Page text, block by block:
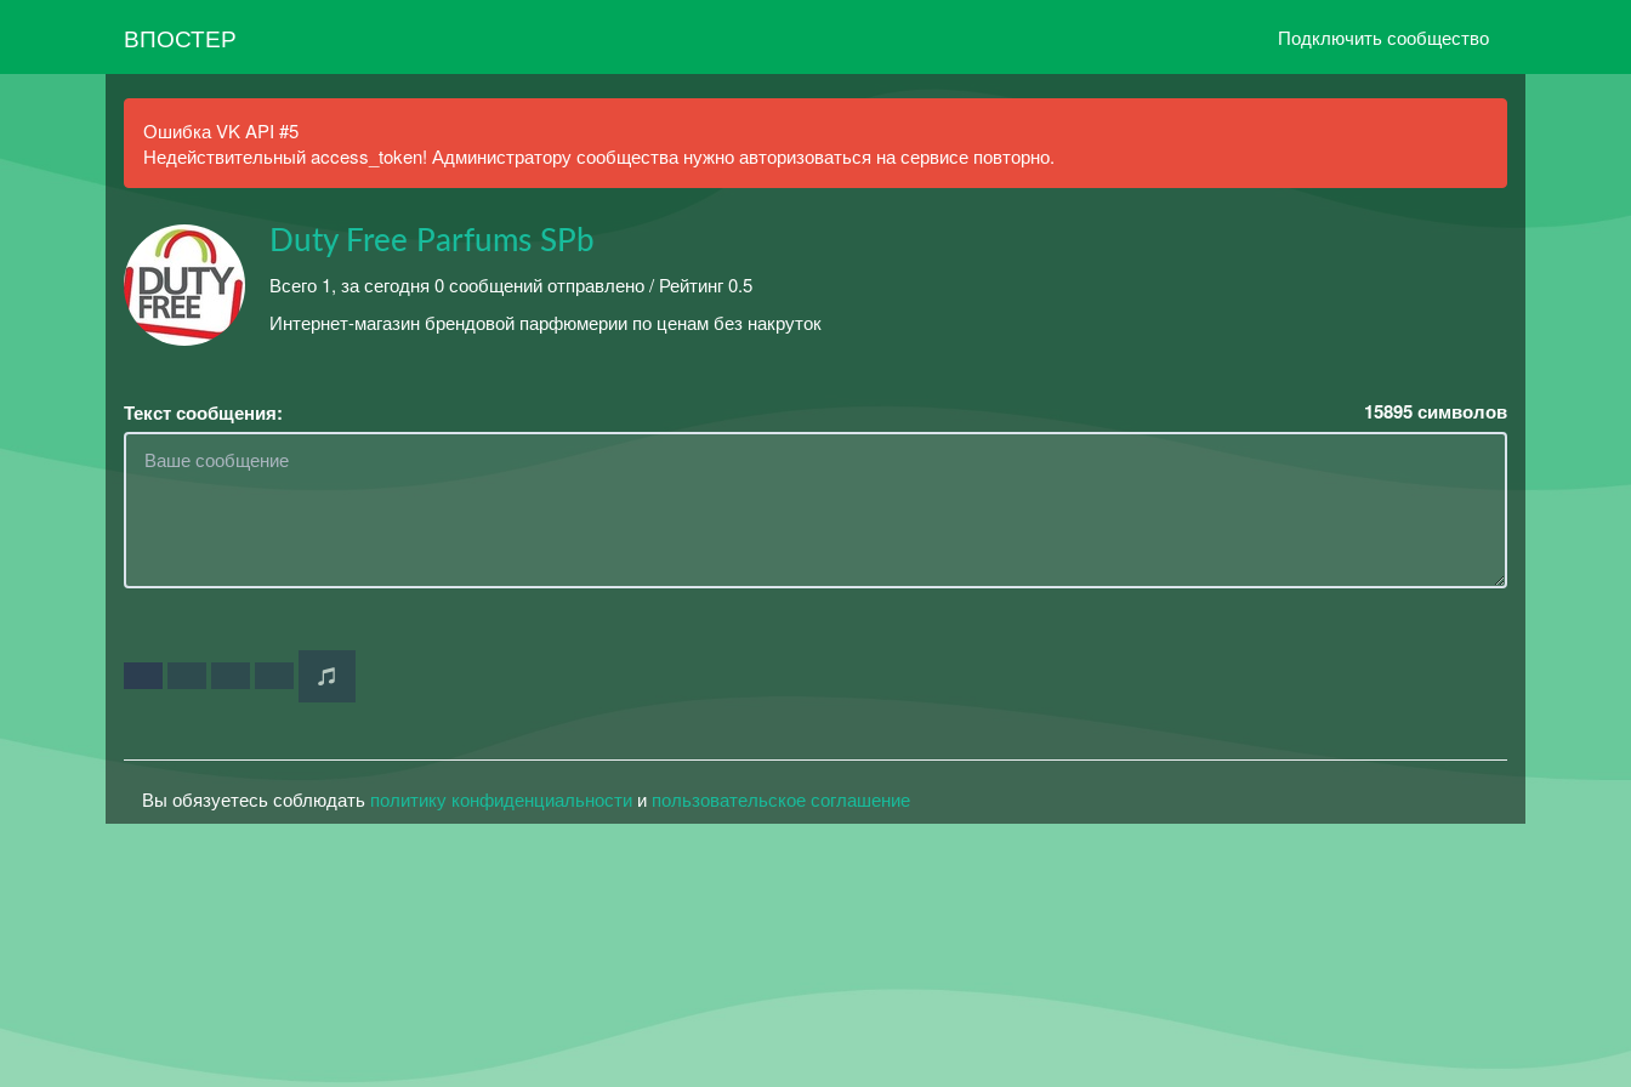
ВПОСТЕР Подключить сообщество
Ошибка VK API #5
Недействительный access_token! Администратору сообщества нужно авторизоваться на сервисе повторно.
Duty Free Parfums SPb
Всего 1, за сегодня 0 сообщений отправлено / Рейтинг 0.5
Интернет-магазин брендовой парфюмерии по ценам без накруток
Текст сообщения: 15895символов
Вы обязуетесь соблюдать политику конфиденциальности и пользовательское соглашение